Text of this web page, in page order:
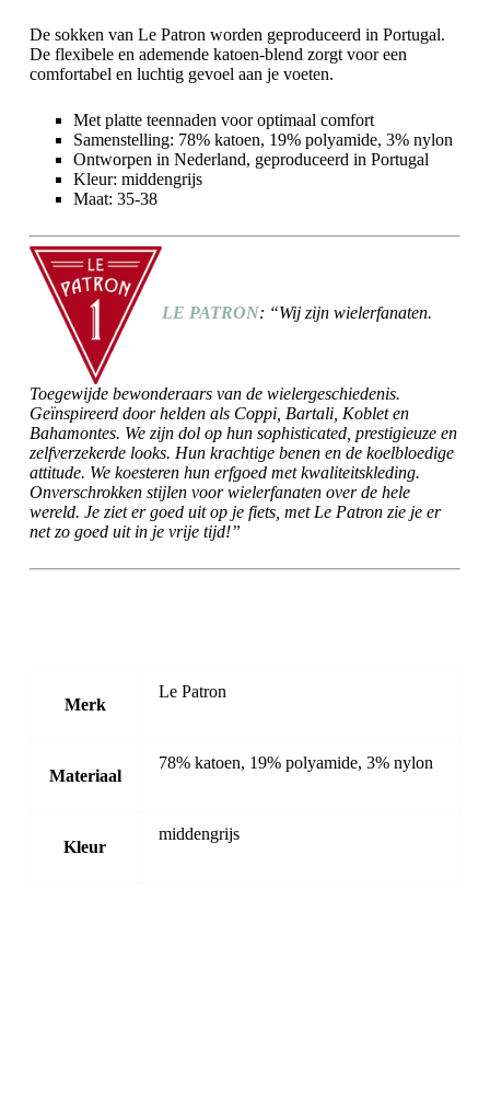
De sokken van Le Patron worden geproduceerd in Portugal.
De flexibele en ademende katoen-blend zorgt voor een
comfortabel en luchtig gevoel aan je voeten.
Met platte teennaden voor optimaal comfort
Samenstelling: 78% katoen, 19% polyamide, 3% nylon
Ontworpen in Nederland, geproduceerd in Portugal
Kleur: middengrijs
Maat: 35-38
LE PATRON: “Wij zijn wielerfanaten.
Toegewijde bewonderaars van de wielergeschiedenis.
Geïnspireerd door helden als Coppi, Bartali, Koblet en
Bahamontes. We zijn dol op hun sophisticated, prestigieuze en
zelfverzekerde looks. Hun krachtige benen en de koelbloedige
attitude. We koesteren hun erfgoed met kwaliteitskleding.
Onverschrokken stijlen voor wielerfanaten over de hele
wereld. Je ziet er goed uit op je fiets, met Le Patron zie je er
net zo goed uit in je vrije tijd!”
Merk
Le Patron
Materiaal
78% katoen, 19% polyamide, 3% nylon
Kleur
middengrijs